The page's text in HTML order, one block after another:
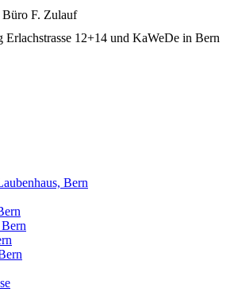
F. Zulauf
Erlachstrasse 12+14 und KaWeDe in Bern
Bern